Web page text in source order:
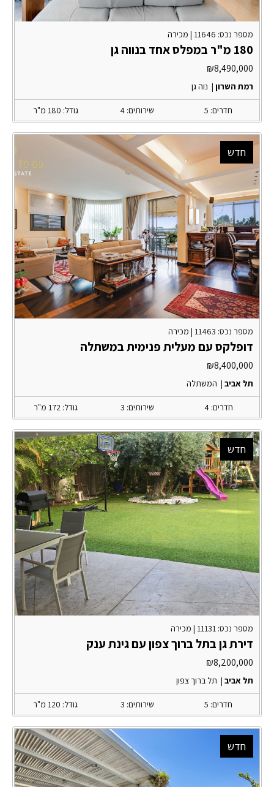
מספר נכס: 11646 | מכירה
180 מ"ר במפלס אחד בנווה גן
₪8,490,000
רמת השרון | נוה גן
חדרים: 5 שירותים: 4 גודל: 180 מ"ר
חדש
מספר נכס: 11463 | מכירה
דופלקס עם מעלית פנימית במשתלה
₪8,400,000
תל אביב | המשתלה
חדרים: 4 שירותים: 3 גודל: 172 מ"ר
חדש
מספר נכס: 11131 | מכירה
דירת גן בתל ברוך צפון עם גינת ענק
₪8,200,000
תל אביב | תל ברוך צפון
חדרים: 5 שירותים: 3 גודל: 120 מ"ר
חדש